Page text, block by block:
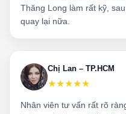
Thăng Long làm rất kỹ,
quay lại nữa.
Chị Lan – TP.HCM
★★★★★
Nhân viên tư vấn rất rõ